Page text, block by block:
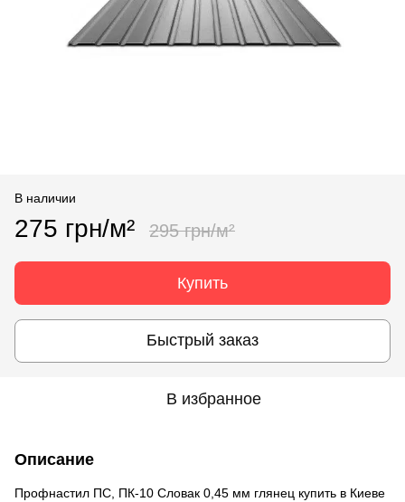
В наличии
275 грн/м² 295 грн/м²
Купить
Быстрый заказ
В избранное
Описание
Профнастил ПС, ПК-10 Словак 0,45 мм глянец купить в Киеве